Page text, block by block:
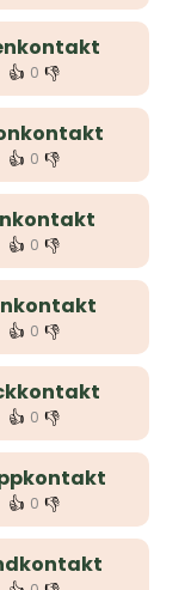
👍 0 👎
👍 0 👎
👍 0 👎
👍 0 👎
👍 0 👎
👍 0 👎